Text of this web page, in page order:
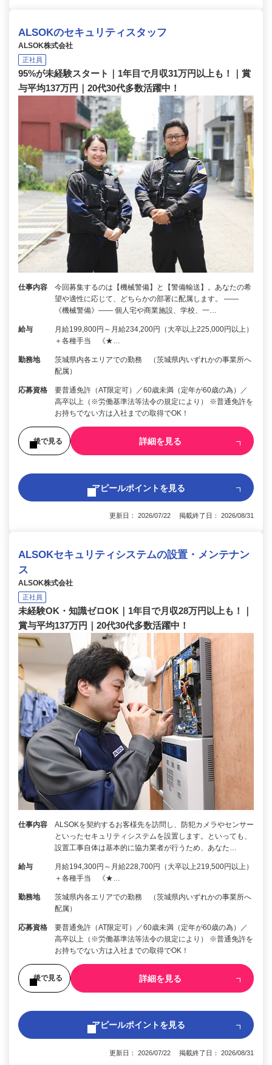
ALSOKのセキュリティスタッフ
ALSOK株式会社
正社員
95%が未経験スタート｜1年目で月収31万円以上も！｜賞
与平均137万円｜20代30代多数活躍中！
仕事内容
今回募集するのは【機械警備】と【警備輸送】。あなたの希
望や適性に応じて、どちらかの部署に配属します。 ――
《機械警備》―― 個人宅や商業施設、学校、一…
給与
月給199,800円～月給234,200円（大卒以上225,000円以上）
＋各種手当 《★…
勤務地
茨城県内各エリアでの勤務 （茨城県内いずれかの事業所へ
配属）
応募資格
要普通免許（AT限定可）／60歳未満（定年が60歳の為）／
高卒以上（※労働基準法等法令の規定により） ※普通免許を
お持ちでない方は入社までの取得でOK！
後で見る 詳細を見る
アピールポイントを見る
更新日： 2026/07/22 掲載終了日： 2026/08/31
ALSOKセキュリティシステムの設置・メンテナン
ス
ALSOK株式会社
正社員
未経験OK・知識ゼロOK｜1年目で月収28万円以上も！｜
賞与平均137万円｜20代30代多数活躍中！
仕事内容
ALSOKを契約するお客様先を訪問し、防犯カメラやセンサー
といったセキュリティシステムを設置します。といっても、
設置工事自体は基本的に協力業者が行うため、あなた…
給与
月給194,300円～月給228,700円（大卒以上219,500円以上）
＋各種手当 《★…
勤務地
茨城県内各エリアでの勤務 （茨城県内いずれかの事業所へ
配属）
応募資格
要普通免許（AT限定可）／60歳未満（定年が60歳の為）／
高卒以上（※労働基準法等法令の規定により） ※普通免許を
お持ちでない方は入社までの取得でOK！
後で見る 詳細を見る
アピールポイントを見る
更新日： 2026/07/22 掲載終了日： 2026/08/31